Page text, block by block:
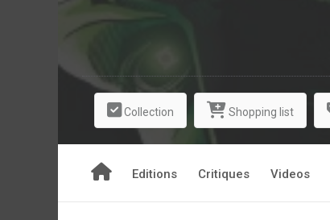
Collection Shopping list
Editions Critiques Videos